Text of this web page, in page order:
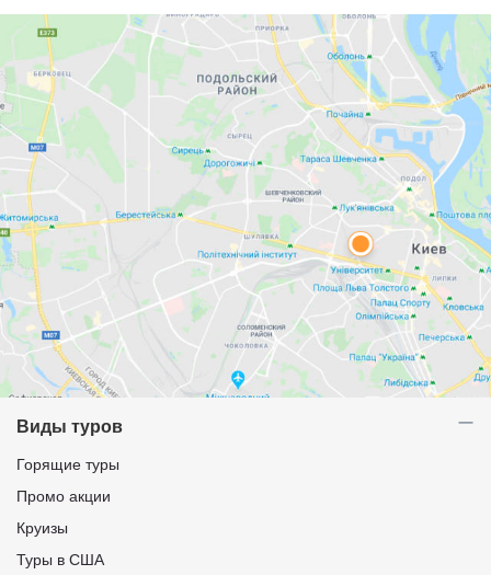
Виды туров
Горящие туры
Промо акции
Круизы
Туры в США